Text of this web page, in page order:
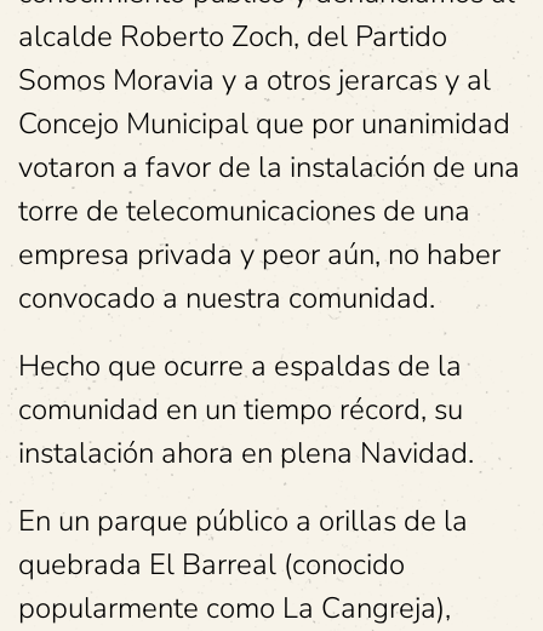
alcalde Roberto Zoch, del Partido
Somos Moravia y a otros jerarcas y al
Concejo Municipal que por unanimidad
votaron a favor de la instalación de una
torre de telecomunicaciones de una
empresa privada y peor aún, no haber
convocado a nuestra comunidad.
Hecho que ocurre a espaldas de la
comunidad en un tiempo récord, su
instalación ahora en plena Navidad.
En un parque público a orillas de la
quebrada El Barreal (conocido
popularmente como La Cangreja),